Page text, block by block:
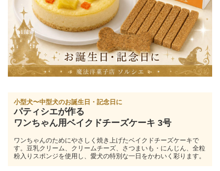
小型犬〜中型犬のお誕生日・記念日に
パティシエが作る
ワンちゃん用ベイクドチーズケーキ 3号
ワンちゃんのためにやさしく焼き上げたベイクドチーズケーキで
す。豆乳クリーム、クリームチーズ、さつまいも・にんじん、全粒
粉入りスポンジを使用し、愛犬の特別な一日をかわいく彩ります。